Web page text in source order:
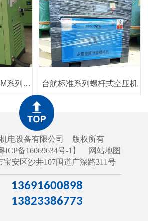
德国科莱斯KLS-APM系列永磁同步一体式螺杆式空压机 台航标准系列螺杆式空压机
电设备有限公司
版权所有
ICP备16069634号-1 】
网站地图
宝安区沙井107围道广深路311号
13691600898
13823386773